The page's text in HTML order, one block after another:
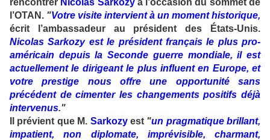
rencontrer Nicolas Sarkozyà l’occasion du sommet de
l’OTAN. "Votre visite intervient à un moment historique,
écrit l’ambassadeur au président des États-Unis.
Nicolas Sarkozy est le président français le plus pro-
américain depuis la Seconde guerre mondiale, il est
actuellement le dirigeant le plus influent en Europe, et
votre prestige nous offre une opportunité sans
précédent de cimenter les changements positifs déjà
intervenus."
Il prévient que M. Sarkozyest "un pragmatique brillant,
impatient, non diplomate, imprévisible, charmant,